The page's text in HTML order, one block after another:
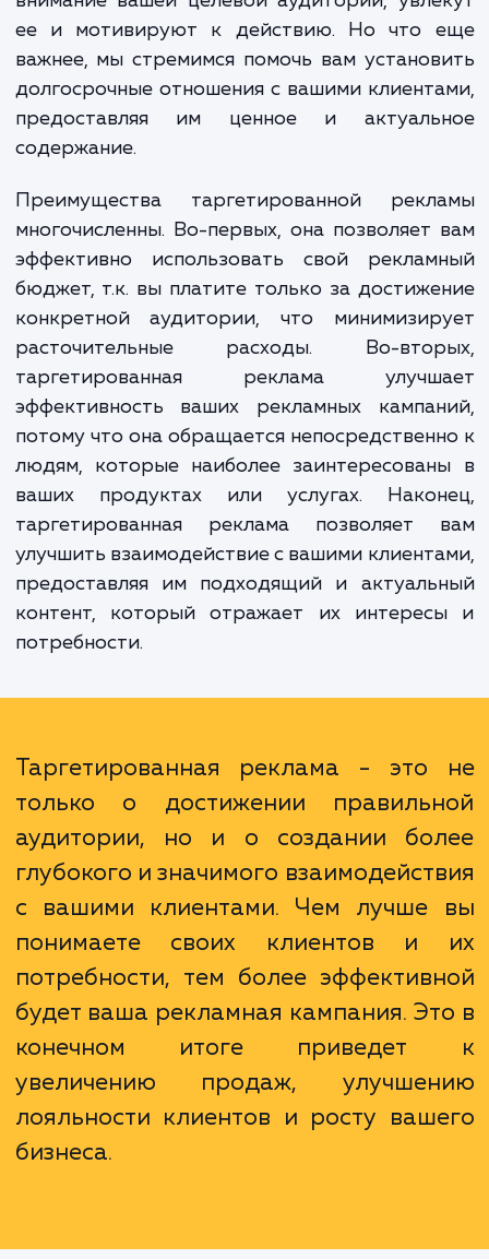
одна из основных услуг,
предлагаем в нашем маркетинговом
Наша цель - помочь вам создать
рекламные кампании, которые
внимание вашей целевой аудитории,
важнее, мы стремимся помочь вам
долгосрочные отношения с вашими
предоставляя им ценное и
содержание.
Преимущества таргетированной
многочисленны. Во-первых, она позволяет
эффективно использовать свой
бюджет, т.к. вы платите только за
конкретной аудитории, что
расточительные расходы. Во-
таргетированная реклама
эффективность ваших рекламных
потому что она обращается
ваших продуктах или услугах.
улучшить взаимодействие с вашими
предоставляя им подходящий и
контент, который отражает их
потребности.
Таргетированная реклама -
только о достижении
аудитории, но и о создании
глубокого и значимого
с вашими клиентами. Чем лучше